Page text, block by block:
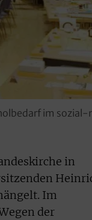
im
in
Im
der